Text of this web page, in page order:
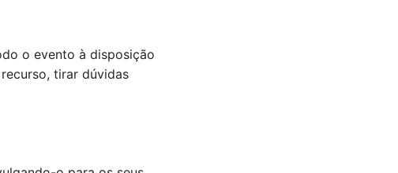
o evento à disposição
tirar dúvidas